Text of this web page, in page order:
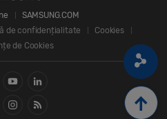
SAMSUNG.COM
de confidențialitate
Cookies
de Cookies